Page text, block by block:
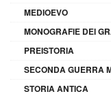
MEDIOEVO
MONOGRAFIE DEI
PREISTORIA
SECONDA GUERRA
STORIA ANTICA